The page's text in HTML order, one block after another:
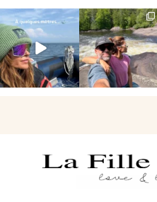
Voir une baleine
en photo, c’est
impressionnant
🐋...
Les Laurentides,
le Québec
version nature.
...